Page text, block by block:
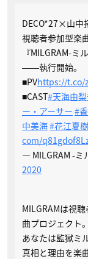
DECO*27×山中
視聴者参加型楽
『MILGRAM-ミ
――執行開始。
■PVhttps://t.co/
■CAST#天海由
ー・アーサー #
中美海#花江夏樹
com/
— MILGRAM -ミ
2020
MILGRAMは視
曲プロジェクト。
あなたは監獄ミ
真相と理由を楽